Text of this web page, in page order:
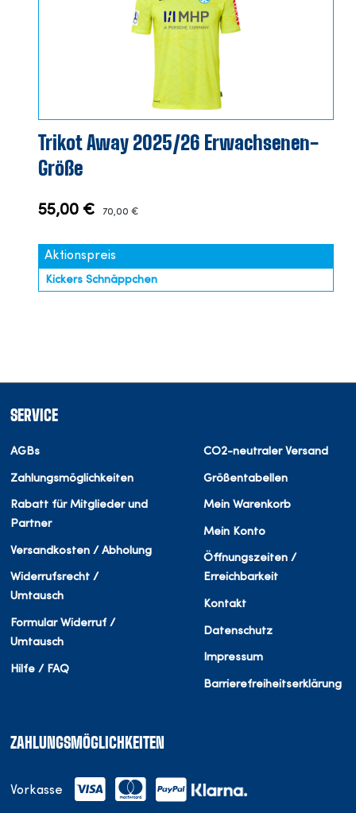
Trikot Away 2025/26 Erwachsenen-
Größe
55,00 € 70,00 €
Aktionspreis
Kickers Schnäppchen
SERVICE
AGBs
Zahlungsmöglichkeiten
Rabatt für Mitglieder und
Partner
Versandkosten / Abholung
Widerrufsrecht /
Umtausch
Formular Widerruf /
Umtausch
Hilfe / FAQ
CO2-neutraler Versand
Größentabellen
Mein Warenkorb
Mein Konto
Öffnungszeiten /
Erreichbarkeit
Kontakt
Datenschutz
Impressum
Barrierefreiheitserklärung
ZAHLUNGSMÖGLICHKEITEN
Vorkasse